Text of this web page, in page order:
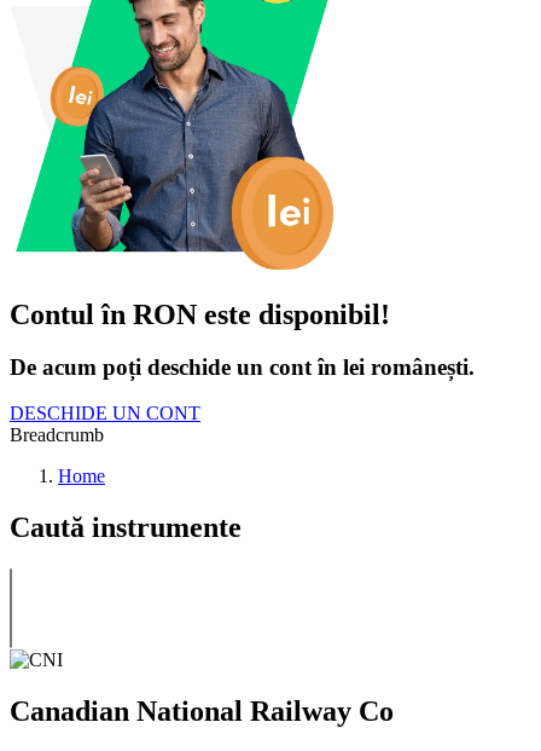
Contul în RON este disponibil!
De acum poți deschide un cont în lei românești.
DESCHIDE UN CONT
Breadcrumb
Home
Caută instrumente
Canadian National Railway Co